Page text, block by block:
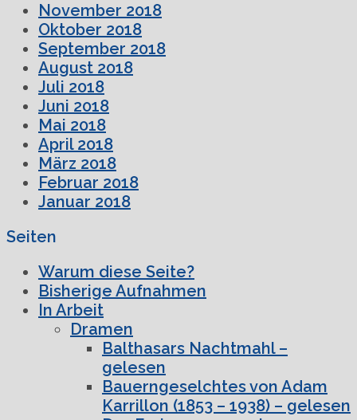
November 2018
Oktober 2018
September 2018
August 2018
Juli 2018
Juni 2018
Mai 2018
April 2018
März 2018
Februar 2018
Januar 2018
Seiten
Warum diese Seite?
Bisherige Aufnahmen
In Arbeit
Dramen
Balthasars Nachtmahl –
gelesen
Bauerngeselchtes von Adam
Karrillon (1853 – 1938) – gelesen